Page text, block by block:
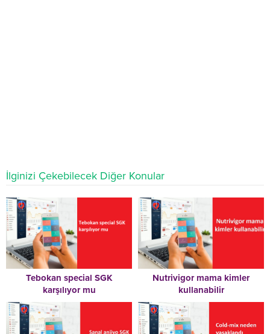
İlginizi Çekebilecek Diğer Konular
Tebokan special SGK
karşılıyor mu
Nutrivigor mama kimler
kullanabilir